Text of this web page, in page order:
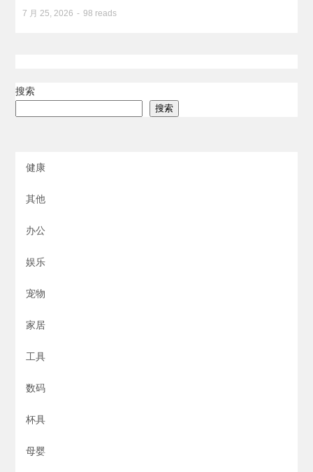
7 月 25, 2026 98 reads
搜索
搜索
健康
其他
办公
娱乐
宠物
家居
工具
数码
杯具
母婴